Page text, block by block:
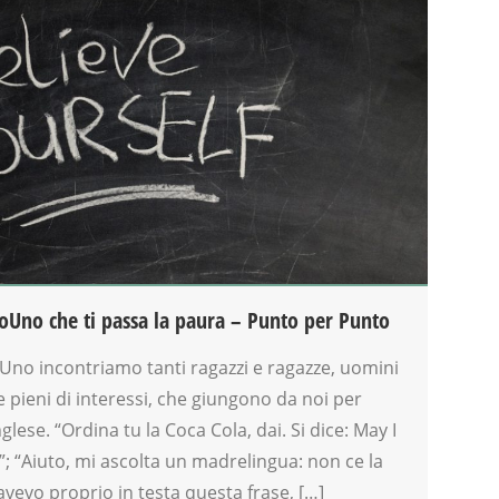
che ti passa la paura – Punto per Punto
incontriamo tanti ragazzi e ragazze, uomini
pieni di interessi, che giungono da noi per
“Ordina tu la Coca Cola, dai. Si dice: May I
“Aiuto, mi ascolta un madrelingua: non ce la
proprio in testa questa frase, […]